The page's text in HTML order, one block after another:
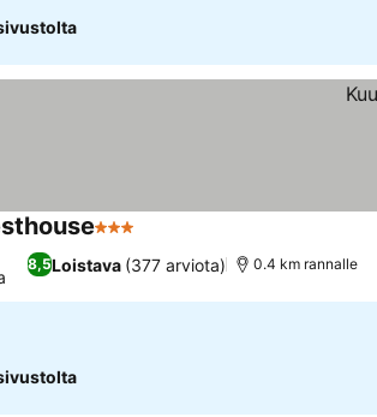
3 Tähtiluokitus
8,5Loistava (377 arviota) 0.4 km rannalle